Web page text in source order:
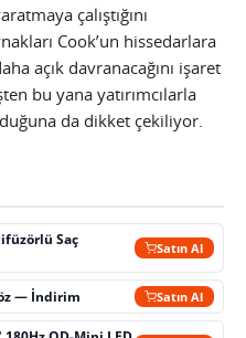
çalıştığını
Cook’un hissedarlara
açık davranacağını işaret
bu yana yatırımcılarla
da dikket çekiliyor.
Saç
Satın Al
— İndirim Satın Al